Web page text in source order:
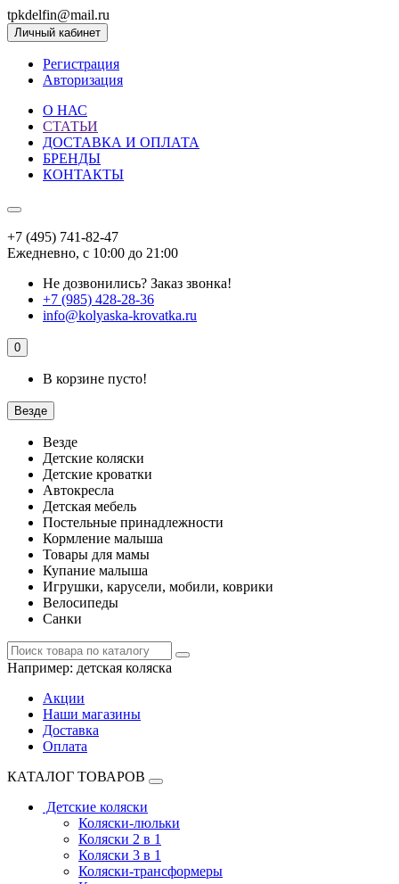
tpkdelfin@mail.ru
Личный кабинет
Регистрация
Авторизация
О НАС
СТАТЬИ
ДОСТАВКА И ОПЛАТА
БРЕНДЫ
КОНТАКТЫ
+7 (495) 741-82-47
Ежедневно, с 10:00 до 21:00
Не дозвонились? Заказ звонка!
+7 (985) 428-28-36
info@kolyaska-krovatka.ru
0
В корзине пусто!
Везде
Везде
Детские коляски
Детские кроватки
Автокресла
Детская мебель
Постельные принадлежности
Кормление малыша
Товары для мамы
Купание малыша
Игрушки, карусели, мобили, коврики
Велосипеды
Санки
Например: детская коляска
Акции
Наши магазины
Доставка
Оплата
КАТАЛОГ ТОВАРОВ
Детские коляски
Коляски-люльки
Коляски 2 в 1
Коляски 3 в 1
Коляски-трансформеры